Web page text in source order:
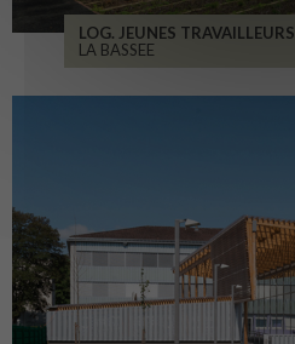
LOG. JEUNES TRAVAILLEURS
LA BASSEE